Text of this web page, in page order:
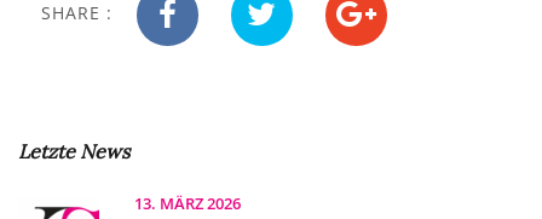
SHARE :
Letzte News
13. MÄRZ 2026